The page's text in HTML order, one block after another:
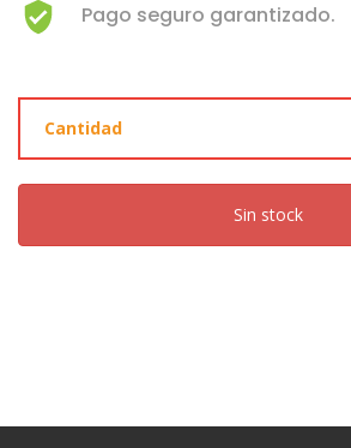
Pago seguro garantizado.
Cantidad
Sin stock